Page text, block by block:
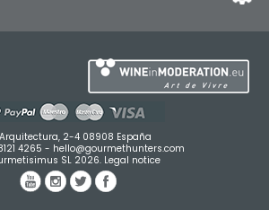
2-4 08908 España
4265 - hello@gourmethunters.com
SL 2026. Legal notice